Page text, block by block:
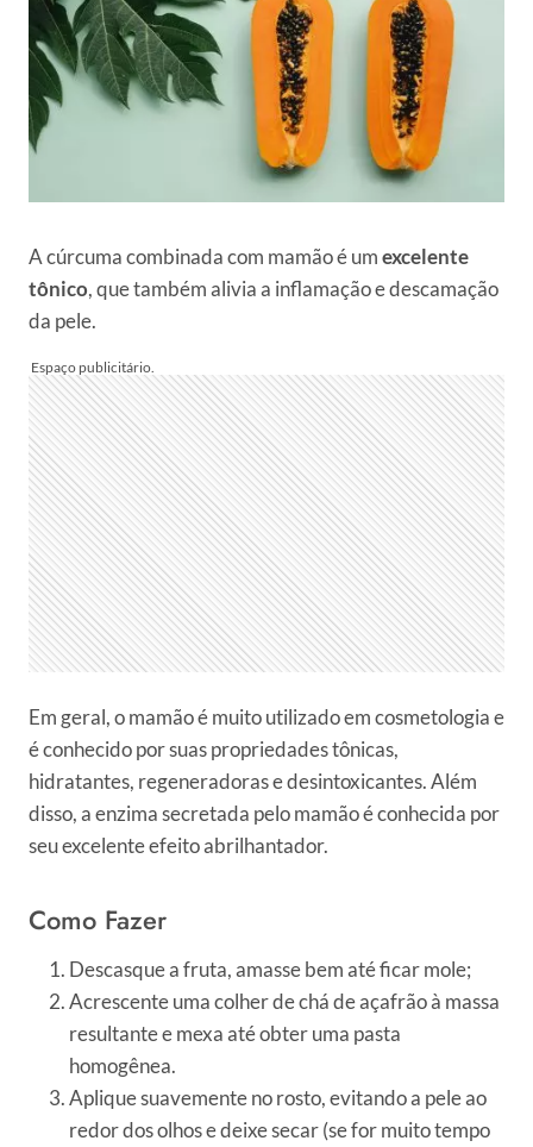
A cúrcuma combinada com mamão é umexcelente
tônico, que também alivia a inflamação e descamação
da pele.
Em geral, o mamão é muito utilizado em cosmetologia e
é conhecido por suas propriedades tônicas,
hidratantes, regeneradoras e desintoxicantes. Além
disso, a enzima secretada pelo mamão é conhecida por
seu excelente efeito abrilhantador.
Como Fazer
Descasque a fruta, amasse bem até ficar mole;
Acrescente uma colher de chá de açafrão à massa
resultante e mexa até obter uma pasta
homogênea.
Aplique suavemente no rosto, evitando a pele ao
redor dos olhos e deixe secar (se for muito tempo